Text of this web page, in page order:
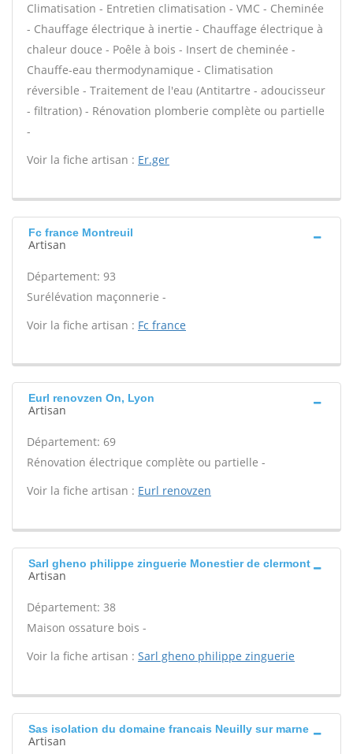
Climatisation - Entretien climatisation - VMC - Cheminée
- Chauffage électrique à inertie - Chauffage électrique à
chaleur douce - Poêle à bois - Insert de cheminée -
Chauffe-eau thermodynamique - Climatisation
réversible - Traitement de l'eau (Antitartre - adoucisseur
- filtration) - Rénovation plomberie complète ou partielle
-
Voir la fiche artisan : Er.ger
Fc france Montreuil
Artisan
Département: 93
Surélévation maçonnerie -
Voir la fiche artisan : Fc france
Eurl renovzen On, Lyon
Artisan
Département: 69
Rénovation électrique complète ou partielle -
Voir la fiche artisan : Eurl renovzen
Sarl gheno philippe zinguerie Monestier de clermont
Artisan
Département: 38
Maison ossature bois -
Voir la fiche artisan : Sarl gheno philippe zinguerie
Sas isolation du domaine francais Neuilly sur marne
Artisan